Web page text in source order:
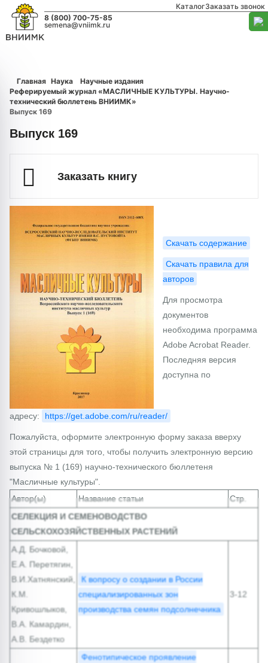
КаталогЗаказать звонок
8 (800) 700-75-85
semena@vniimk.ru
Главная Наука
Научные издания
Реферируемый журнал «МАСЛИЧНЫЕ КУЛЬТУРЫ. Научно-
технический бюллетень ВНИИМК»
Выпуск 169
Выпуск 169
Заказать книгу
Скачать содержание
Скачать правила для
авторов
Для просмотра
документов
необходима программа
Adobe Acrobat Reader.
Последняя версия
доступна по
адресу: https://get.adobe.com/ru/reader/
Пожалуйста, оформите электронную форму заказа вверху
этой страницы для того, чтобы получить электронную версию
выпуска № 1 (169) научно-технического бюллетеня
"Масличные культуры".
Автор(ы)
Название статьи
Стр.
СЕЛЕКЦИЯ И СЕМЕНОВОДСТВО
СЕЛЬСКОХОЗЯЙСТВЕННЫХ РАСТЕНИЙ
А.Д. Бочковой,
Е.А. Перетягин,
В.И.Хатнянский,
К.М.
Кривошлыков,
В.А. Камардин,
А.В. Бездетко
К вопросу о создании в России
специализированных зон
производства семян подсолнечника
3-12
Фенотипическое проявление